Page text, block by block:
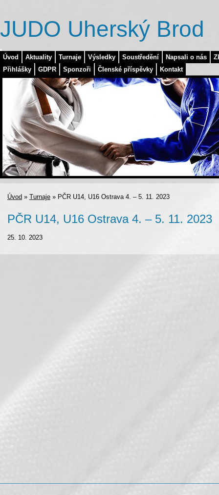
Úvod Aktuality Turnaje Výsledky Soustředění Napsali o nás
Přihlášky
GDPR Sponzoři Členské příspěvky Kontakt
JUDO Uherský Brod
Úvod » Turnaje » PČR U14, U16 Ostrava 4. – 5. 11. 2023
PČR U14, U16 Ostrava 4. – 5. 11. 2023
25. 10. 2023